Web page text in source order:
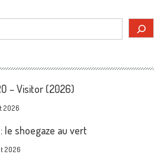
– Visitor (2026)
2026
: le shoegaze au vert
2026